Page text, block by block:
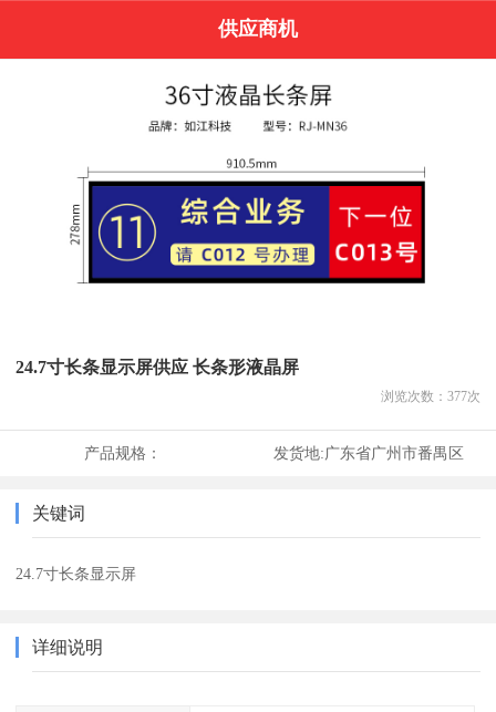
供应商机
24.7寸长条显示屏供应 长条形液晶屏
浏览次数： 377次
产品规格： 发货地:广东省广州市番禺区
关键词
24.7寸长条显示屏
详细说明